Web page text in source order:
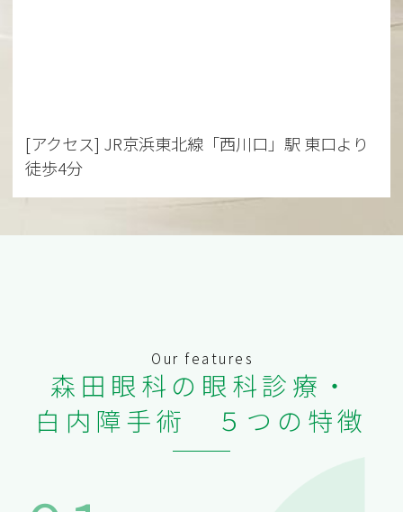
[アクセス] JR京浜東北線「西川口」駅 東口より
徒歩4分
森田眼科の眼科診療・
白内障手術 ５つの特徴